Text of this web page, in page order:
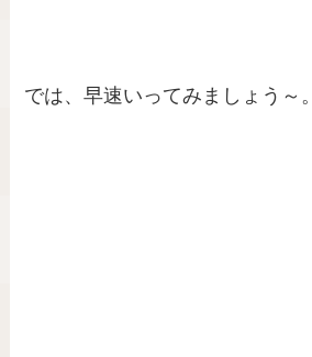
では、早速いってみましょう～。